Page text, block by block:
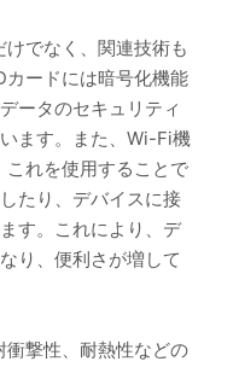
でなく、関連技術も
ードには暗号化機能
ータのセキュリティ
ます。また、Wi-Fi機
れを使用することで
たり、デバイスに接
す。これにより、デ
り、便利さが増して
撃性、耐熱性などの